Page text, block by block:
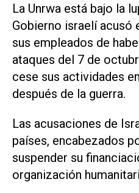
La Unrwa está bajo la
Gobierno israelí acusó
sus empleados de
ataques del 7 de
cese sus actividades
después de la guerra.
Las acusaciones de
países, encabezados
suspender su
organización